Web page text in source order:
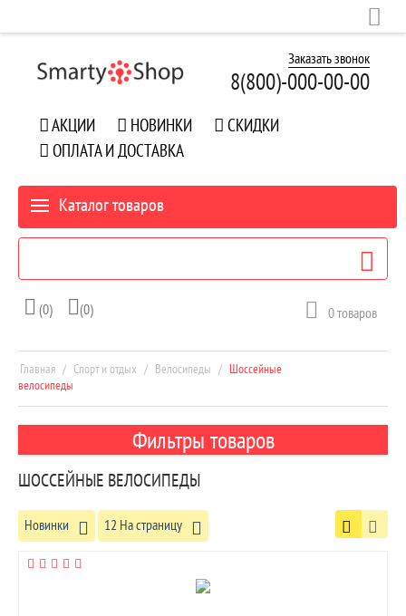
Заказать звонок
8(800)-000-00-00
АКЦИИ НОВИНКИ
СКИДКИ
ОПЛАТА И ДОСТАВКА
Каталог товаров
(0) (0) 0товаров
Главная / Спорт и отдых / Велосипеды / Шоссейные
велосипеды
Фильтры товаров
ШОССЕЙНЫЕ ВЕЛОСИПЕДЫ
Новинки 12 На страницу